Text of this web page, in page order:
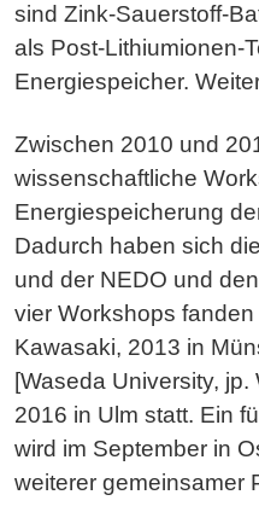
sind Zink-Sauerstoff-
als Post-Lithiumionen-
Energiespeicher.
Zwischen 2010 und
wissenschaftliche
Energiespeicherung
Dadurch haben sich
und der NEDO und
vier Workshops
Kawasaki, 2013 in
[Waseda University,
2016 in Ulm statt. Ein
wird im September in
weiterer gemeinsamer